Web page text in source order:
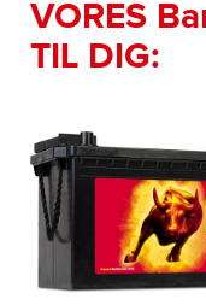
VORES
TIL DIG: